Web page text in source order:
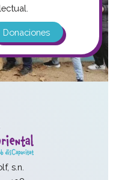
Donaciones
s.n.